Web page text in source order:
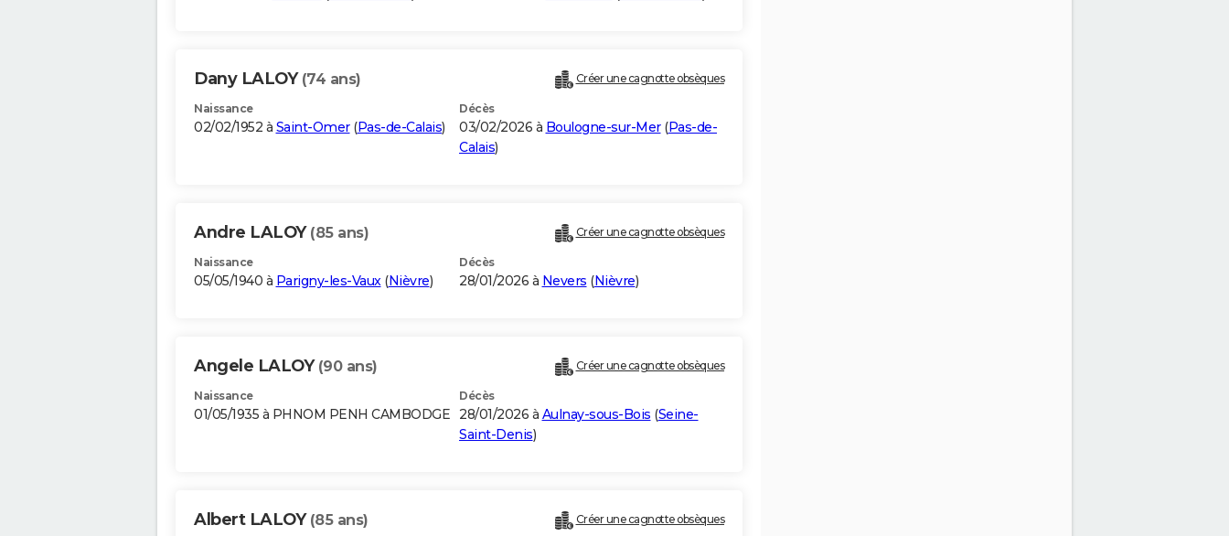
Dany LALOY (74 ans) Créer une cagnotte obsèques
Naissance
02/02/1952 à Saint-Omer(Pas-de-Calais)
Décès
03/02/2026 à Boulogne-sur-Mer(Pas-de-
Calais)
Andre LALOY (85 ans) Créer une cagnotte obsèques
Naissance
05/05/1940 à Parigny-les-Vaux(Nièvre)
Décès
28/01/2026 à Nevers (Nièvre)
Angele LALOY (90 ans) Créer une cagnotte obsèques
Naissance
01/05/1935 à PHNOM PENH CAMBODGE
Décès
28/01/2026 à Aulnay-sous-Bois (Seine-
Saint-Denis)
Albert LALOY (85 ans) Créer une cagnotte obsèques